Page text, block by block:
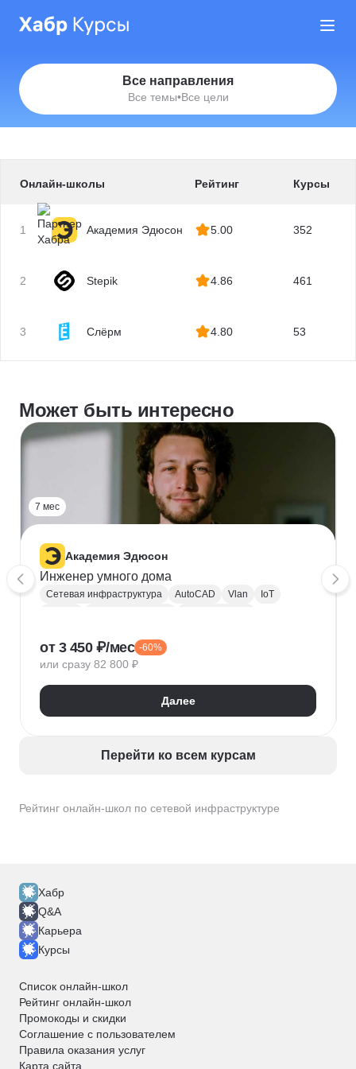
Все направления
Все темы•Все цели
Рейтинг онлайн-школ по сетевой инфраструктуре
Онлайн-школы Рейтинг Курсы
1 Академия Эдюсон 5.00 352
2 Stepik 4.86 461
3 Слёрм 4.80 53
Может быть интересно
7 мес
Академия Эдюсон
Инженер умного дома
Сетевая инфраструктура AutoCAD Vlan
IoT
Ценообразование
от 3 450 ₽/мес -60%
или сразу 82 800 ₽
Далее
Перейти ко всем курсам
Хабр
Q&A
Карьера
Курсы
Список онлайн-школ
Рейтинг онлайн-школ
Промокоды и скидки
Соглашение с пользователем
Правила оказания услуг
Карта сайта